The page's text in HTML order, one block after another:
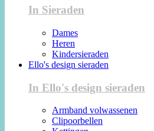
In Sieraden
Dames
Heren
Kindersieraden
Ello's design sieraden
In Ello's design sieraden
Armband volwassenen
Clipoorbellen